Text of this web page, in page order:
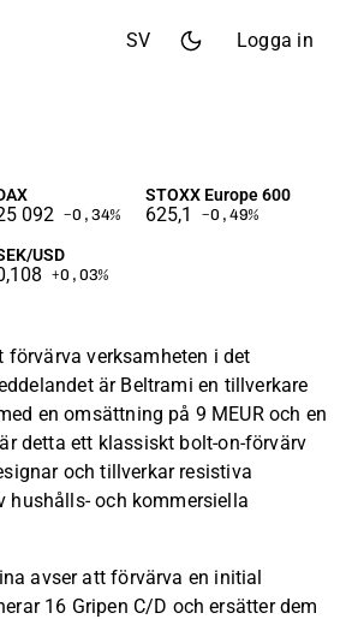
SV Logga in
092 −0,34%
STOXX Europe 600
625,1 −0,49%
USD
+0,03%
verksamheten i det
är Beltrami en tillverkare
en omsättning på 9 MEUR och en
detta ett klassiskt bolt-on-förvärv
och tillverkar resistiva
hushålls- och kommersiella
avser att förvärva en initial
16 Gripen C/D och ersätter dem